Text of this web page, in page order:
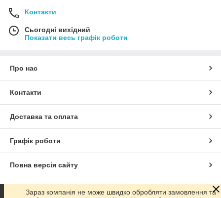
Контакти
Сьогодні вихідний
Показати весь графік роботи
Про нас
Контакти
Доставка та оплата
Графік роботи
Повна версія сайту
Сайт створено на маркетплейсі Prom.ua
Зараз компанія не може швидко обробляти замовлення та